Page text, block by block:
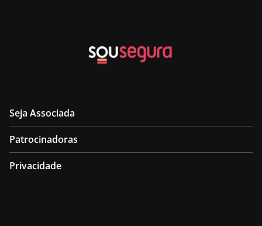
Seja Associada
Patrocinadoras
Privacidade